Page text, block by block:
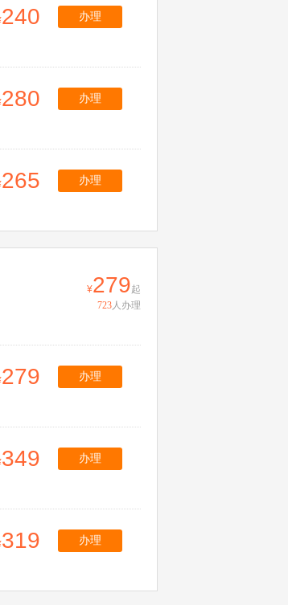
240 办理
280 办理
265 办理
279起
723人办理
279 办理
349 办理
319 办理